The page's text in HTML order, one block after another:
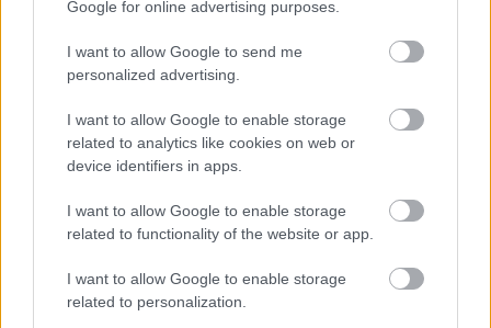
Google for online advertising purposes.
I want to allow Google to send me
personalized advertising.
I want to allow Google to enable storage
related to analytics like cookies on web or
device identifiers in apps.
I want to allow Google to enable storage
related to functionality of the website or app.
I want to allow Google to enable storage
related to personalization.
HIRDETÉS